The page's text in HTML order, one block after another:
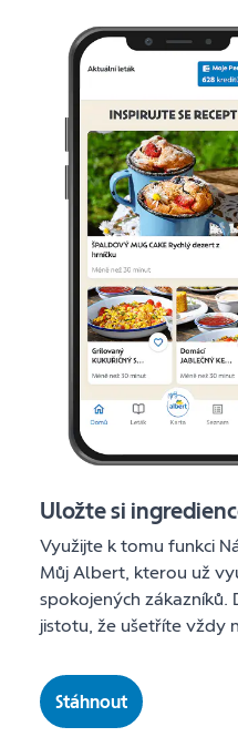
Uložte si
Využijte k tomu funkci
Můj Albert, kterou už
spokojených zákazníků.
jistotu, že ušetříte vždy
Stáhnout